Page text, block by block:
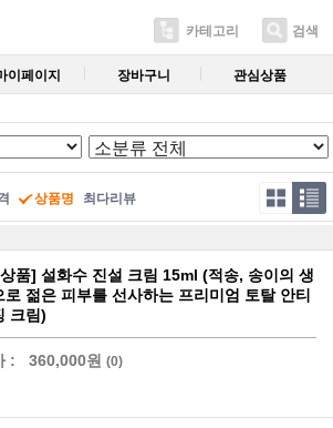
카테고리 검색
이페이지 장바구니 관심상품
상품명 최다리뷰
품] 설화수 진설 크림 15ml (적송, 송이의 생
로 젊은 피부를 선사하는 프리미엄 토탈 안티
크림)
: 360,000원 (0)